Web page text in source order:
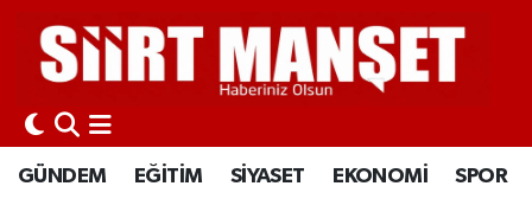
GÜNDEM EĞİTİM SİYASET EKONOMİ SPOR
GÜNDEM
EĞİTİM
Siirt Nöbetçi Eczaneler
Siirt Hava Durumu